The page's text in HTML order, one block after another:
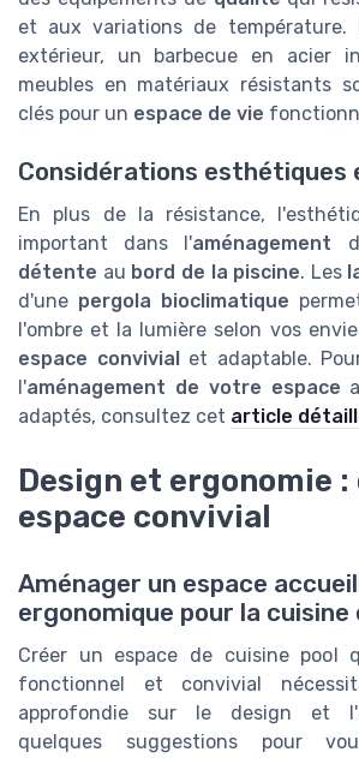
et aux variations de température.
extérieur, un barbecue en acier
meubles en matériaux résistants
clés pour un espace de vie
Considérations esthétiques
En plus de la résistance,
important dans l'aménagement
détente au bord de la piscine. Les
d'une pergola bioclimatique
l'ombre et la lumière selon vos
espace convivialet adaptable.
l'aménagement de votre espace
adaptés, consultez cet article
Design et ergonomie
espace convivial
Aménager un espace
ergonomique pour la
Créer un espace de cuisine
fonctionnel et convivial
approfondie sur le design et
quelques suggestions pour